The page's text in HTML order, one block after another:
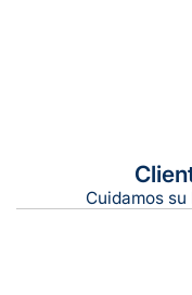
Gratuito en
Tiempo de
Gratis enCuidamos